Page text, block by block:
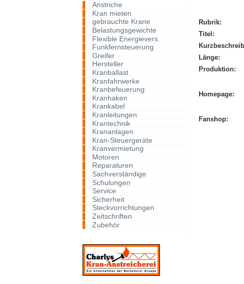
Anstriche
Kran mieten
gebrauchte Krane
Belastungsgewichte
Flexible Energievers.
Funkfernsteuerung
Greifer
Hersteller
Kranballast
Kranfahrwerke
Kranbefeuerung
Kranhaken
Krankabel
Kranleitungen
Krantechnik
Krananlagen
Kran-Steuergeräte
Kranvermietung
Motoren
Reparaturen
Sachverständige
Schulungen
Service
Sicherheit
Steckvorrichtungen
Zeitschriften
Zubehör
Rubrik:
Titel:
Länge:
Produktion:
Homepage:
Fanshop: